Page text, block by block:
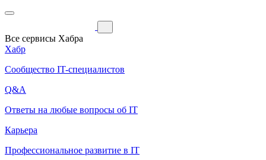
Все сервисы Хабра
Хабр
Сообщество IT-специалистов
Q&A
Ответы на любые вопросы об IT
Карьера
Профессиональное развитие в IT